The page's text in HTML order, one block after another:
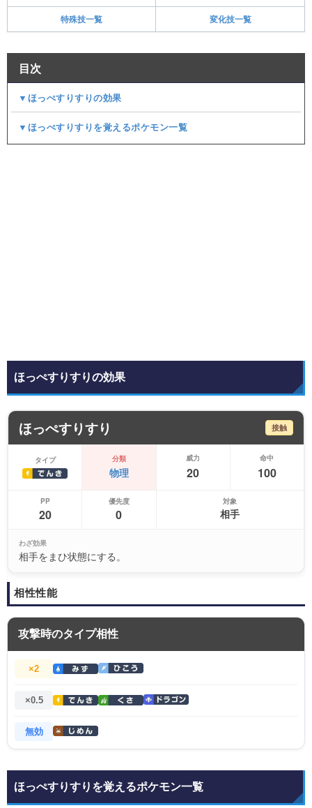
特殊技一覧 変化技一覧
目次
▼ほっぺすりすりの効果
▼ほっぺすりすりを覚えるポケモン一覧
ほっぺすりすりの効果
ほっぺすりすり 接触
タイプ 分類
物理
威力
20
命中
100
PP
20
優先度
0
対象
相手
わざ効果
相手をまひ状態にする。
相性性能
攻撃時のタイプ相性
×2
×0.5
無効
ほっぺすりすりを覚えるポケモン一覧